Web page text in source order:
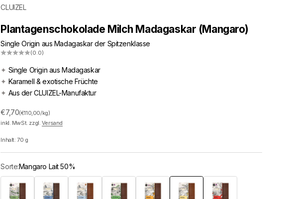
CLUIZEL
Plantagenschokolade Milch Madagaskar (Mangaro)
Single Origin aus Madagaskar der Spitzenklasse
(0.0)
✦ Single Origin aus Madagaskar
✦ Karamell & exotische Früchte
✦ Aus der CLUIZEL-Manufaktur
Angebot
€7,70(€110,00/kg)
inkl. MwSt. zzgl. Versand
Inhalt:70 g
Sorte:Mangaro Lait 50%
El Jardin Noir 75%La Laguna Noir 70%La Laguna Lait 47%Los Ancones Bio 73%Mangaro Noir 71%Mangaro Lait 50%Mokaya Bio 75%